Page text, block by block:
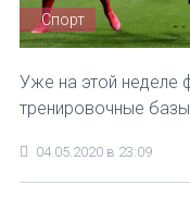
Спорт
Уже на этой неделе
тренировочные
04.05.2020 в 23:09